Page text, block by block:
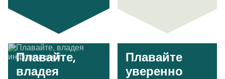
Плавайте,
владея
Плавайте
уверенно